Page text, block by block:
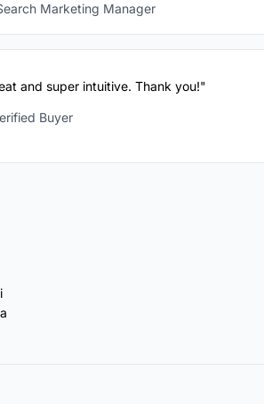
Marketing Manager
and super intuitive. Thank you!"
Buyer